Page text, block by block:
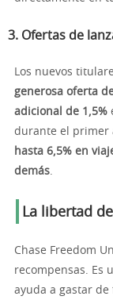
3. Ofertas de
Los nuevos
generosa oferta
adicional de 1,5%
durante el primer
hasta 6,5% en
demás.
La libertad
Chase Freedom
recompensas. Es
ayuda a gastar